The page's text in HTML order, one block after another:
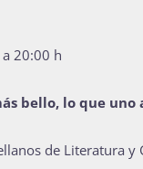
20:00 h
bello, lo que uno
de Literatura